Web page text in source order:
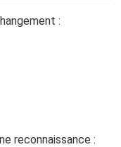
:
reconnaissance :